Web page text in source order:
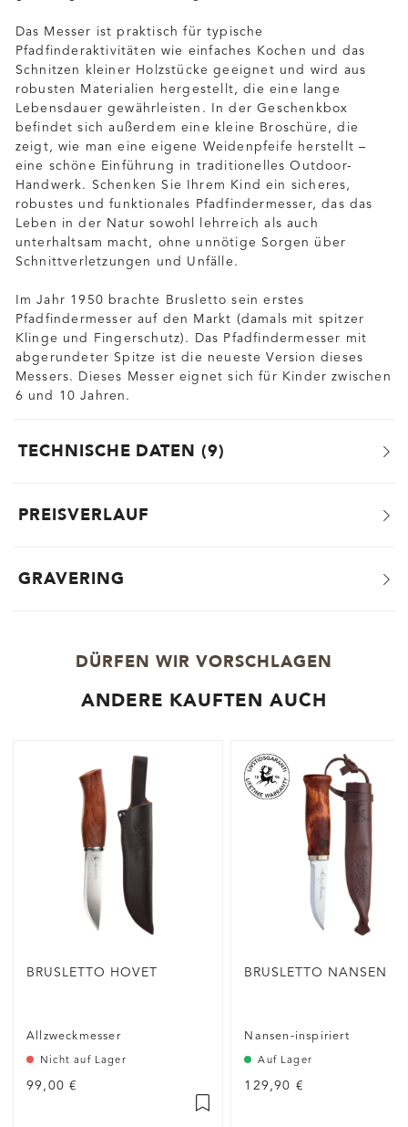
Das Messer ist praktisch für typische
Pfadfinderaktivitäten wie einfaches Kochen und das
Schnitzen kleiner Holzstücke geeignet und wird aus
robusten Materialien hergestellt, die eine lange
Lebensdauer gewährleisten. In der Geschenkbox
befindet sich außerdem eine kleine Broschüre, die
zeigt, wie man eine eigene Weidenpfeife herstellt –
eine schöne Einführung in traditionelles Outdoor-
Handwerk. Schenken Sie Ihrem Kind ein sicheres,
robustes und funktionales Pfadfindermesser, das das
Leben in der Natur sowohl lehrreich als auch
unterhaltsam macht, ohne unnötige Sorgen über
Schnittverletzungen und Unfälle.
Im Jahr 1950 brachte Brusletto sein erstes
Pfadfindermesser auf den Markt (damals mit spitzer
Klinge und Fingerschutz). Das Pfadfindermesser mit
abgerundeter Spitze ist die neueste Version dieses
Messers. Dieses Messer eignet sich für Kinder zwischen
6 und 10 Jahren.
TECHNISCHE DATEN 9
PREISVERLAUF
GRAVERING
DÜRFEN WIR VORSCHLAGEN
ANDERE KAUFTEN AUCH
BRUSLETTO HOVET
Allzweckmesser
Nicht auf Lager
99,00 €
BRUSLETTO NANSEN
Nansen-inspiriert
Auf Lager
129,90 €